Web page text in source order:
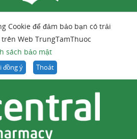
Cookie để đảm bảo bạn có trải
Web TrungTamThuoc
sách bảo mật
đồng ý Thoát